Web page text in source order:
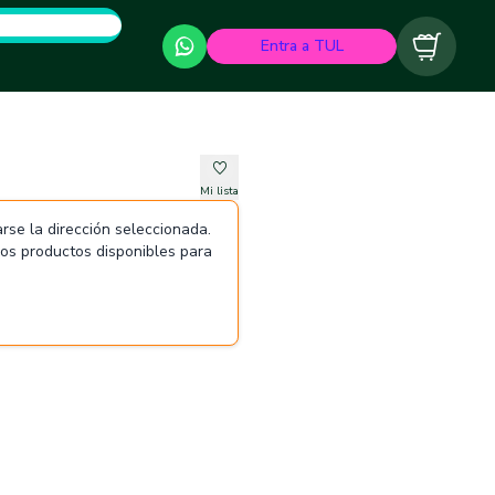
Entra a TUL Carrito
Mi lista
la dirección seleccionada.
productos disponibles para